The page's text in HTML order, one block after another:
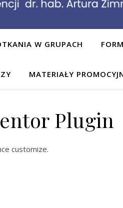
W GRUPACH
MATERIAŁY
Plugin
customize.